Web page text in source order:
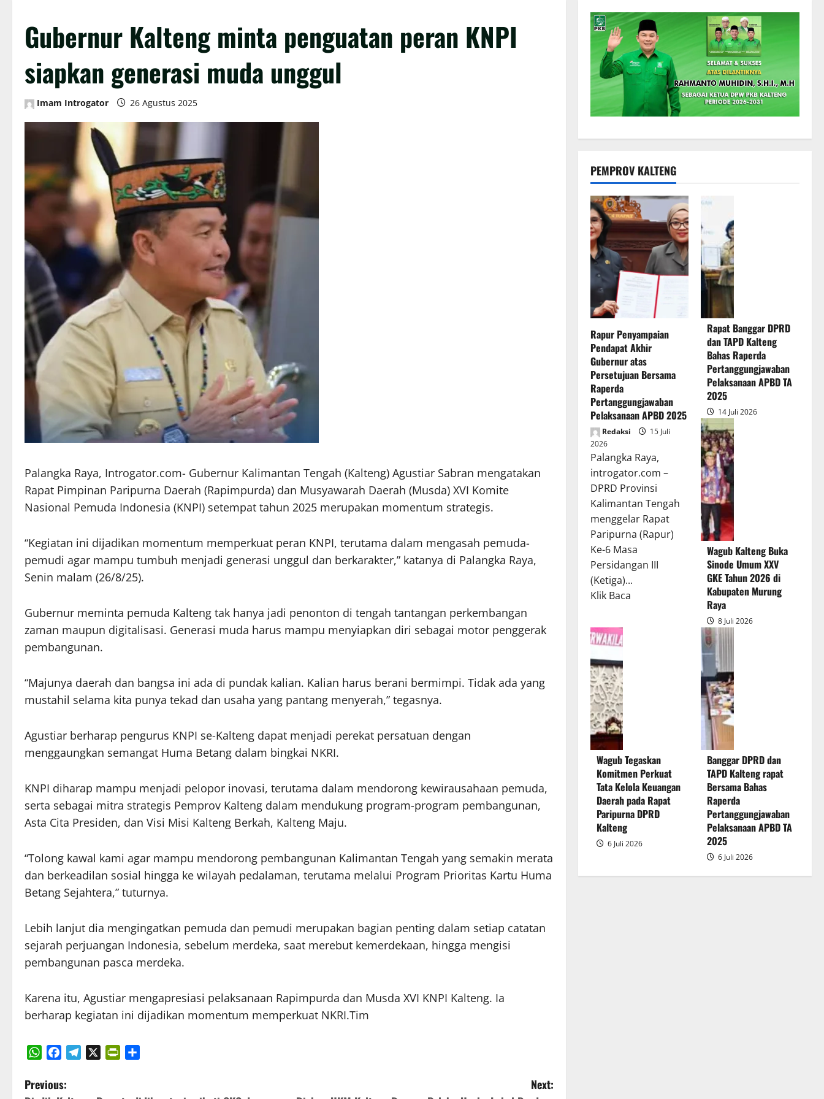
Gubernur Kalteng minta penguatan peran KNPI
siapkan generasi muda unggul
Imam Introgator 26 Agustus 2025
Palangka Raya, Introgator.com- Gubernur Kalimantan Tengah (Kalteng) Agustiar Sabran mengatakan
Rapat Pimpinan Paripurna Daerah (Rapimpurda) dan Musyawarah Daerah (Musda) XVI Komite
Nasional Pemuda Indonesia (KNPI) setempat tahun 2025 merupakan momentum strategis.
“Kegiatan ini dijadikan momentum memperkuat peran KNPI, terutama dalam mengasah pemuda-
pemudi agar mampu tumbuh menjadi generasi unggul dan berkarakter,” katanya di Palangka Raya,
Senin malam (26/8/25).
Gubernur meminta pemuda Kalteng tak hanya jadi penonton di tengah tantangan perkembangan
zaman maupun digitalisasi. Generasi muda harus mampu menyiapkan diri sebagai motor penggerak
pembangunan.
“Majunya daerah dan bangsa ini ada di pundak kalian. Kalian harus berani bermimpi. Tidak ada yang
mustahil selama kita punya tekad dan usaha yang pantang menyerah,” tegasnya.
Agustiar berharap pengurus KNPI se-Kalteng dapat menjadi perekat persatuan dengan
menggaungkan semangat Huma Betang dalam bingkai NKRI.
KNPI diharap mampu menjadi pelopor inovasi, terutama dalam mendorong kewirausahaan pemuda,
serta sebagai mitra strategis Pemprov Kalteng dalam mendukung program-program pembangunan,
Asta Cita Presiden, dan Visi Misi Kalteng Berkah, Kalteng Maju.
“Tolong kawal kami agar mampu mendorong pembangunan Kalimantan Tengah yang semakin merata
dan berkeadilan sosial hingga ke wilayah pedalaman, terutama melalui Program Prioritas Kartu Huma
Betang Sejahtera,” tuturnya.
Lebih lanjut dia mengingatkan pemuda dan pemudi merupakan bagian penting dalam setiap catatan
sejarah perjuangan Indonesia, sebelum merdeka, saat merebut kemerdekaan, hingga mengisi
pembangunan pasca merdeka.
Karena itu, Agustiar mengapresiasi pelaksanaan Rapimpurda dan Musda XVI KNPI Kalteng. Ia
berharap kegiatan ini dijadikan momentum memperkuat NKRI.Tim
P
Previous:
Next:
PEMPROV KALTENG
Rapur Penyampaian
Pendapat Akhir
Gubernur atas
Persetujuan Bersama
Raperda
Pertanggungjawaban
Pelaksanaan APBD 2025
Redaksi
15 Juli
2026
Palangka Raya,
introgator.com –
DPRD Provinsi
Kalimantan Tengah
menggelar Rapat
Paripurna (Rapur)
Ke-6 Masa
Persidangan III
(Ketiga)...
Klik BacaRead
Raperda
Pertanggungjawaban
Pelaksanaan
APBD
Rapat Banggar DPRD
dan TAPD Kalteng
Bahas Raperda
Pertanggungjawaban
Pelaksanaan APBD TA
2025
14 Juli 2026
Wagub Kalteng Buka
Sinode Umum XXV
GKE Tahun 2026 di
Kabupaten Murung
Raya
8 Juli 2026
Wagub Tegaskan
Komitmen Perkuat
Tata Kelola Keuangan
Daerah pada Rapat
Paripurna DPRD
Kalteng
6 Juli 2026
Banggar DPRD dan
TAPD Kalteng rapat
Bersama Bahas
Raperda
Pertanggungjawaban
Pelaksanaan APBD TA
2025
6 Juli 2026